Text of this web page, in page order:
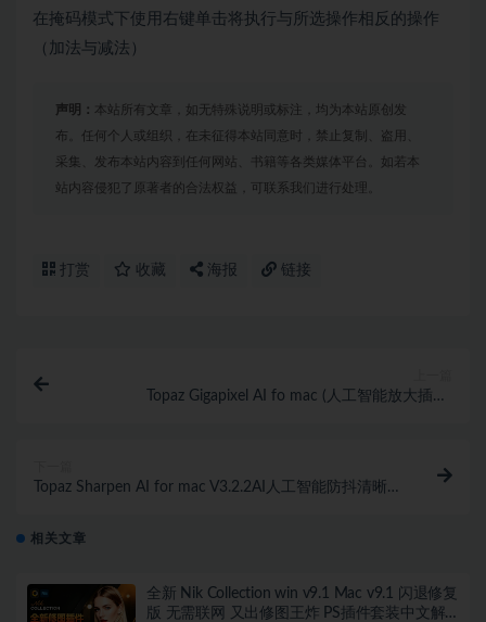
在掩码模式下使用右键单击将执行与所选操作相反的操作
（加法与减法）
声明： 本站所有文章，如无特殊说明或标注，均为本站原创发
布。任何个人或组织，在未征得本站同意时，禁止复制、盗用、
采集、发布本站内容到任何网站、书籍等各类媒体平台。如若本
站内容侵犯了原著者的合法权益，可联系我们进行处理。
打赏 收藏 海报 链接
Topaz Gigapixel AI fo mac (人工智能放大插件)
Topaz Sharpen AI for mac V3.2.2AI人工智能防抖清晰锐
相关文章
全新 Nik Collection win v9.1 Mac v9.1 闪退修复
版 无需联网 又出修图王炸 PS插件套装中文解